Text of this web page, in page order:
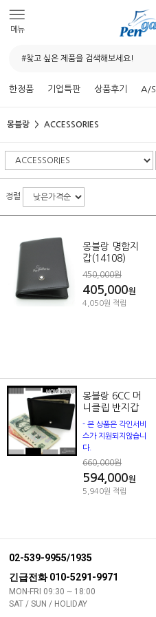
메뉴
한정품 기업특판 상품후기 A/S
몽블랑 ACCESSORIES
정렬
몽블랑 명함지
갑(14108)
450,000원
405,000원
4,050원 적립
몽블랑 6CC 머
니클립 반지갑
- 본 상품은 각인서비
스가 지원되지않습니
다.
660,000원
594,000원
5,940원 적립
02-539-9955/1935
긴급전화 010-5291-9971
MON-FRI 09:30 ~ 18:00
SAT / SUN / HOLIDAY